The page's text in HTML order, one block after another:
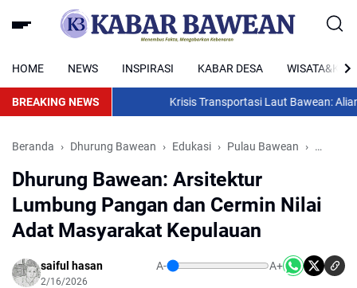
HOME NEWS INSPIRASI KABAR DESA
BREAKING NEWS Krisis Transportasi Laut Bawean: Aliansi
Beranda Dhurung Bawean Edukasi Pulau Bawean Sejarah
Dhurung Bawean: Arsitektur
Lumbung Pangan dan Cermin Nilai
Adat Masyarakat Kepulauan
saiful hasan
2/16/2026
A- A+